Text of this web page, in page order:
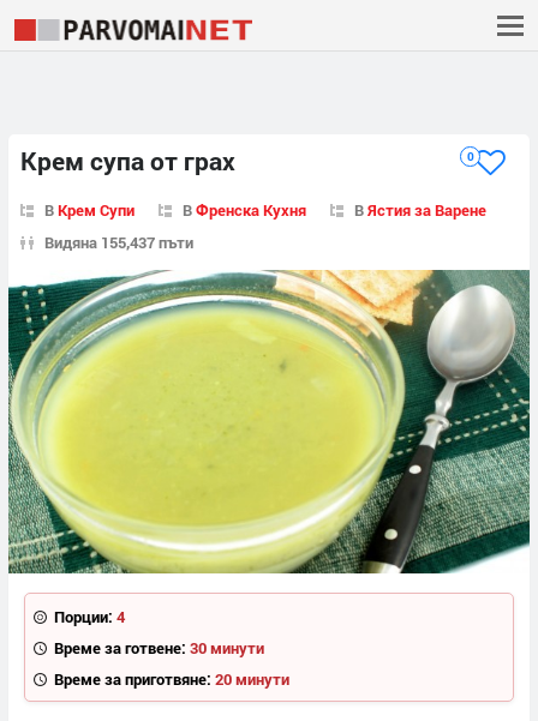
Крем супа от грах 0
ВКрем Супи ВФренска Кухня ВЯстия за Варене
Видяна 155,437 пъти
Порции: 4
Време за готвене: 30 минути
Време за приготвяне: 20 минути